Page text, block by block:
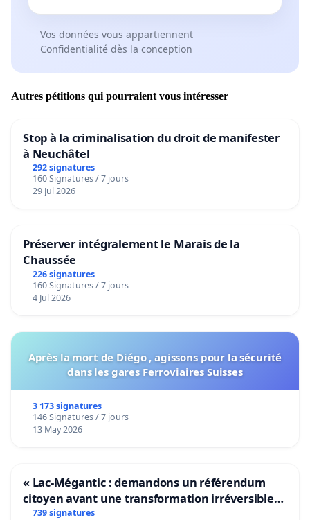
Vos données vous appartiennent
Confidentialité dès la conception
Autres pétitions qui pourraient vous intéresser
Stop à la criminalisation du droit de manifester
à Neuchâtel
292 signatures
160 Signatures / 7 jours
29 Jul 2026
Préserver intégralement le Marais de la
Chaussée
226 signatures
160 Signatures / 7 jours
4 Jul 2026
Après la mort de Diégo , agissons pour la sécurité
dans les gares Ferroviaires Suisses
3 173 signatures
146 Signatures / 7 jours
13 May 2026
« Lac-Mégantic : demandons un référendum
citoyen avant une transformation irréversible
de notre territoire »
739 signatures